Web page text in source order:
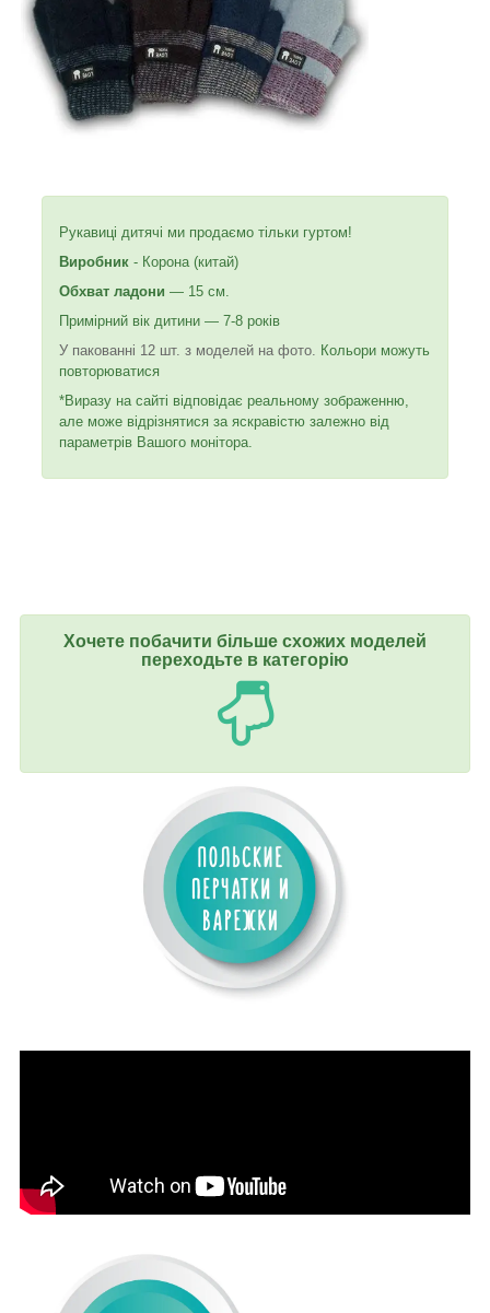
Рукавиці дитячі ми продаємо тільки гуртом!
Виробник - Корона (китай)
Обхват ладони — 15 см.
Примірний вік дитини — 7-8 років
У пакованні 12 шт. з моделей на фото.
Кольори можуть
повторюватися
*Виразу на сайті відповідає реальному зображенню,
але може відрізнятися за яскравістю залежно від
параметрів Вашого монітора.
Хочете побачити більше схожих моделей
переходьте в категорію